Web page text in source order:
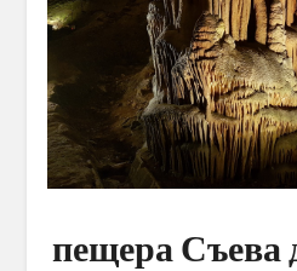
пещера Съева